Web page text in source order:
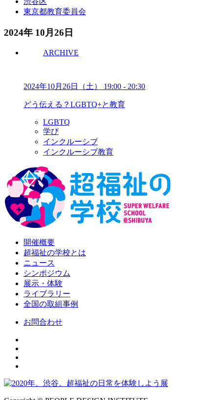
東京都教育委員会
2024年 10月26日
ARCHIVE
2024年10月26日（土） 19:00 - 20:30
どう伝える？LGBTQ+と教育
LGBTQ
学び
インクルーシブ
インクルーシブ教育
開催概要
超福祉の学校とは
ニュース
シンポジウム
展示・体験
ライブラリー
全国の取組事例
お問合わせ